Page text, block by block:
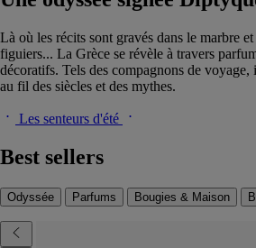
Là où les récits sont gravés dans le marbre
figuiers... La Grèce se révèle à travers
décoratifs. Tels des compagnons de
au fil des siècles et des mythes.
Les senteurs d'été
Best sellers
Odyssée Parfums Bougies & Maison